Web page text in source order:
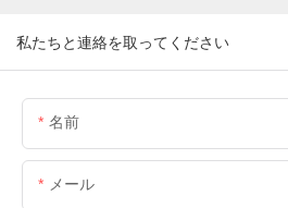
私たちと連絡を取ってください
名前
メール